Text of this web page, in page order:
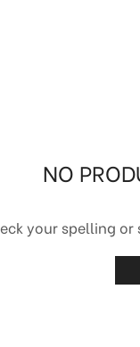
NO
your spelling or